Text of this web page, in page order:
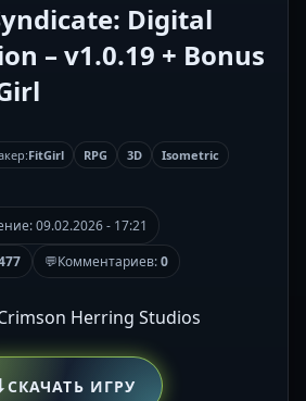
Digital
– v1.0.19 + Bonus
FitGirl RPG 3D
Isometric
09.02.2026 - 17:21
💬Комментариев:0
Herring Studios
СКАЧАТЬ ИГРУ